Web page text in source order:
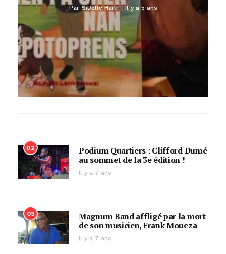
Par SiBelle Haiti Il y a 5 ans
02
Podium Quartiers : Clifford Dumé
au sommet de la 3e édition !
Il y a 7 ans
03
Magnum Band affligé par la mort
de son musicien, Frank Moueza
Il y a 7 ans